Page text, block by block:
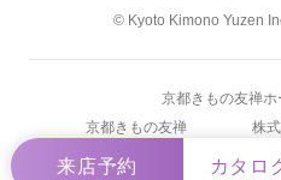
来店予約 カタロ
九州
© Kyoto Kimono Yuzen
京都きもの友禅ホ
京都きもの友禅
株